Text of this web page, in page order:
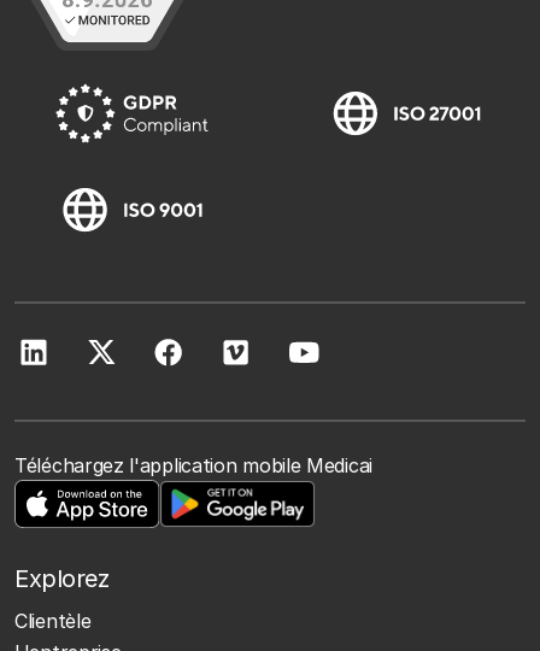
Téléchargez l'application mobile Medicai
Explorez
Clientèle